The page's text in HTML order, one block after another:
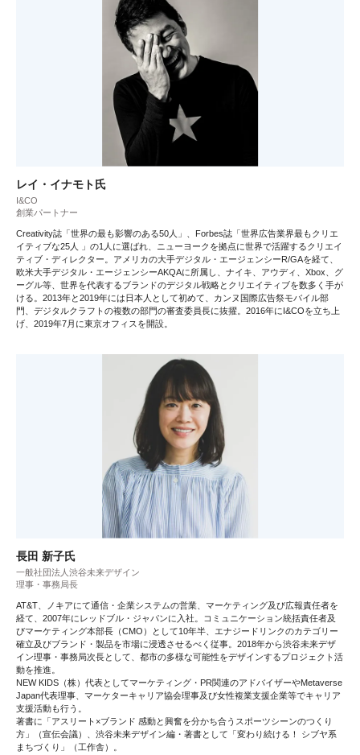
レイ・イナモト氏
I&CO
創業パートナー
Creativity誌「世界の最も影響のある50人」、Forbes誌「世界広告業界最もクリエ
イティブな25人 」の1人に選ばれ、ニューヨークを拠点に世界で活躍するクリエイ
ティブ・ディレクター。アメリカの大手デジタル・エージェンシーR/GAを経て、
欧米大手デジタル・エージェンシーAKQAに所属し、ナイキ、アウディ、Xbox、グ
ーグル等、世界を代表するブランドのデジタル戦略とクリエイティブを数多く手が
ける。2013年と2019年には日本人として初めて、カンヌ国際広告祭モバイル部
門、デジタルクラフトの複数の部門の審査委員長に抜擢。2016年にI&COを立ち上
げ、2019年7月に東京オフィスを開設。
長田 新子氏
一般社団法人渋谷未来デザイン
理事・事務局長
AT&T、ノキアにて通信・企業システムの営業、マーケティング及び広報責任者を
経て、2007年にレッドブル・ジャパンに入社。コミュニケーション統括責任者及
びマーケティング本部長（CMO）として10年半、エナジードリンクのカテゴリー
確立及びブランド・製品を市場に浸透させるべく従事。2018年から渋谷未来デザ
イン理事・事務局次長として、都市の多様な可能性をデザインするプロジェクト活
動を推進。
NEW KIDS（株）代表としてマーケティング・PR関連のアドバイザーやMetaverse
Japan代表理事、マーケターキャリア協会理事及び女性複業支援企業等でキャリア
支援活動も行う。
著書に「アスリート×ブランド 感動と興奮を分かち合うスポーツシーンのつくり
方」（宣伝会議）、渋谷未来デザイン編・著書として「変わり続ける！ シブヤ系
まちづくり」（工作舎）。